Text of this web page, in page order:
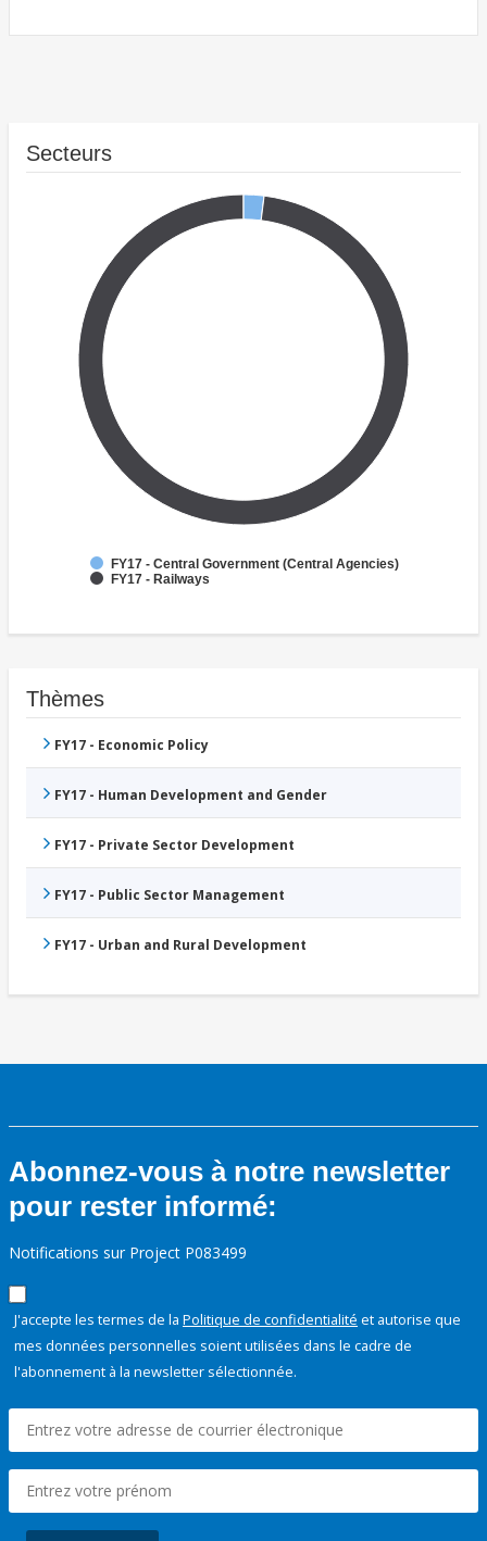
Secteurs
FY17 - Central Government (Central Agencies)
FY17 - Railways
Thèmes
FY17 - Economic Policy
FY17 - Human Development and Gender
FY17 - Private Sector Development
FY17 - Public Sector Management
FY17 - Urban and Rural Development
Abonnez-vous à notre newsletter
pour rester informé:
Notifications sur Project P083499
J'accepte les termes de la Politique de confidentialité et autorise que
mes données personnelles soient utilisées dans le cadre de
l'abonnement à la newsletter sélectionnée.